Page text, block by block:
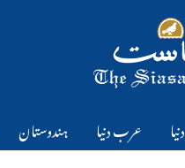
دنیا عرب دنیا ہندوستان